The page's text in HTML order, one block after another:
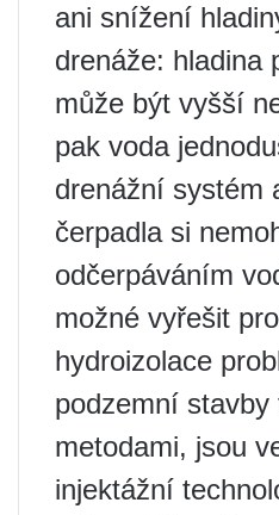
ani snížení
drenáže: hladina
může být vyšší
pak voda
drenážní systém
čerpadla si
odčerpáváním
možné vyřešit
hydroizolace
podzemní stavby
metodami, jsou
injektážní